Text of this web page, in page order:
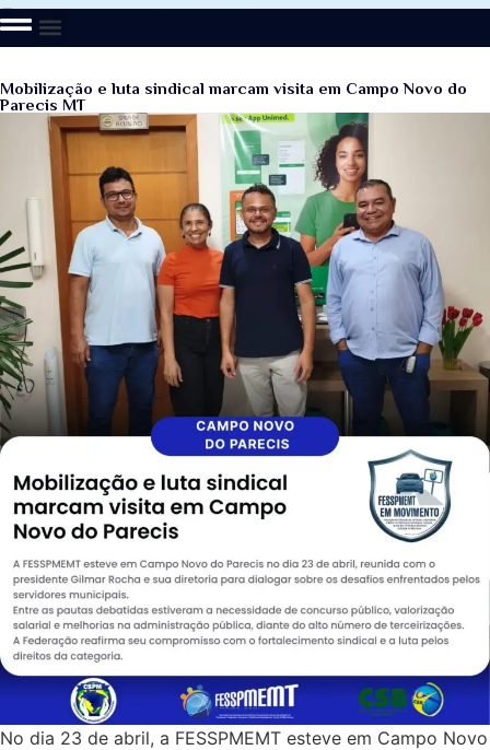
contato@fesspmemt.com.br
Mobilização e luta sindical marcam visita em Campo Novo do
Parecis MT
No dia 23 de abril, a FESSPMEMT esteve em Campo Novo